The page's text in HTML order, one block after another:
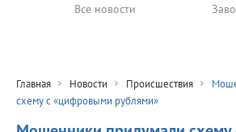
Все новости
Главная Новости Происшествия
схему с «цифровыми рублями»